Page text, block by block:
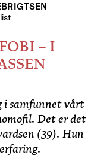
– I
i samfunnet vårt
Det er det
(39). Hun